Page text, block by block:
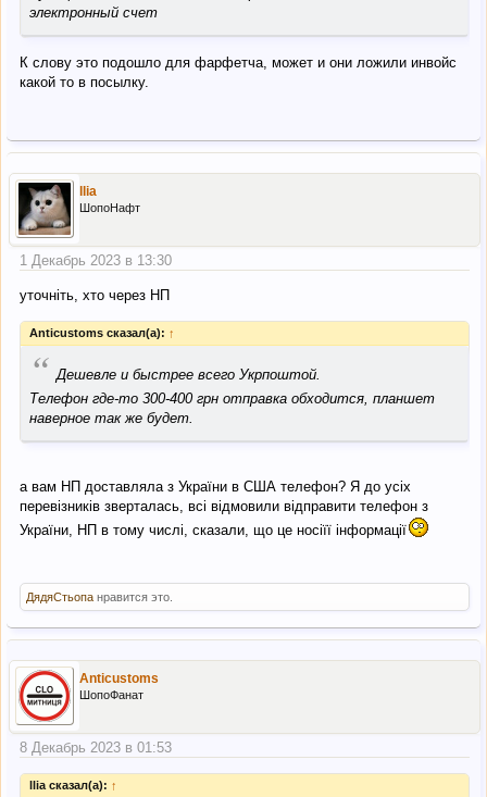
электронный счет
К слову это подошло для фарфетча, может и они ложили инвойс
какой то в посылку.
llia
ШопоНафт
1 Декабрь 2023 в 13:30
уточніть, хто через НП
Anticustoms сказал(а): ↑
“ Дешевле и быстрее всего Укрпоштой.
Телефон где-то 300-400 грн отправка обходится, планшет
наверное так же будет.
а вам НП доставляла з України в США телефон? Я до усіх
перевізників зверталась, всі відмовили відправити телефон з
України, НП в тому числі, сказали, що це носіїї інформації
ДядяСтьопа нравится это.
Anticustoms
ШопоФанат
8 Декабрь 2023 в 01:53
llia сказал(а): ↑